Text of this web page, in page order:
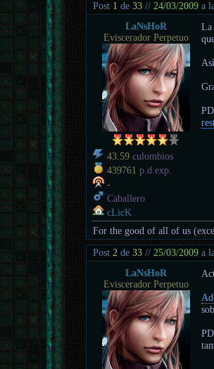
Post 1 de33 //24/03/2009 a
LaNsHoR
Eviscerador Perpetuo
43.59 culombios
439761 p.d.exp.
-
Caballero
cLicK
La
For the good of all of us
Post 2 de33 // 25/03/2009 a
LaNsHoR
Eviscerador Perpetuo